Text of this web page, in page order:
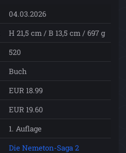
04.03.2026
H 21,5 cm / B 13,5 cm / 697 g
520
Buch
EUR 18.99
EUR 19.60
1. Auflage
Die Nemeton-Saga 2